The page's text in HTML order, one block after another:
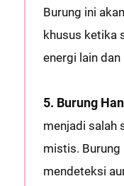
Burung ini
khusus ketika
energi lain
5. Burung
menjadi salah
mistis. Burung
mendeteksi